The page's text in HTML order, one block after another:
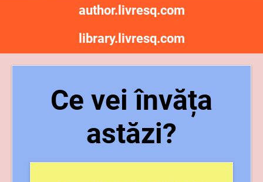
author.livresq.com
library.livresq.com
Ce vei învăța
astăzi?